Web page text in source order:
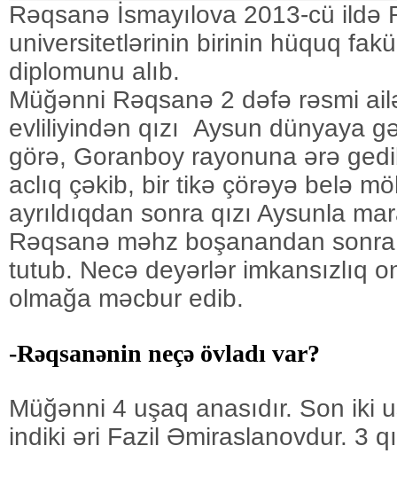
Rəqsanə İsmayılova 2013-cü ildə
universitetlərinin birinin hüquq
diplomunu alıb.
Müğənni Rəqsanə 2 dəfə rəsmi
evliliyindən qızı Aysun dünyaya
görə, Goranboy rayonuna ərə
aclıq çəkib, bir tikə çörəyə belə
ayrıldıqdan sonra qızı Aysunla
Rəqsanə məhz boşanandan
tutub. Necə deyərlər imkansızlıq
olmağa məcbur edib.
-Rəqsanənin neçə övladı var?
Müğənni 4 uşaq anasıdır. Son iki
indiki əri Fazil Əmiraslanovdur. 3